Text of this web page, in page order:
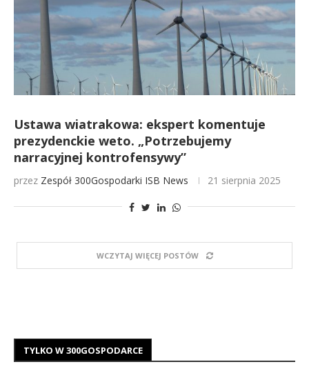
Ustawa wiatrakowa: ekspert komentuje
prezydenckie weto. „Potrzebujemy
narracyjnej kontrofensywy”
przez Zespół 300Gospodarki ISB News 21 sierpnia 2025
WCZYTAJ WIĘCEJ POSTÓW
TYLKO W 300GOSPODARCE